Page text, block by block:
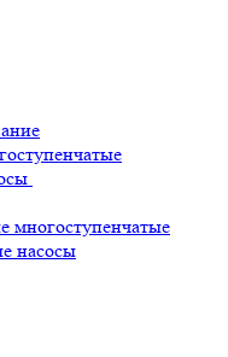
многоступенчатые
насосы